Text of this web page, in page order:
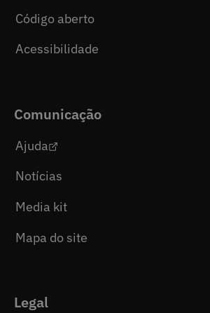
Código aberto
Acessibilidade
Comunicação
Ajuda
Notícias
Media kit
Mapa do site
Legal